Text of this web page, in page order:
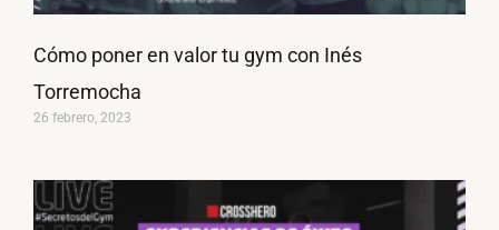
Cómo poner en valor tu gym con Inés
Torremocha
26 febrero, 2023